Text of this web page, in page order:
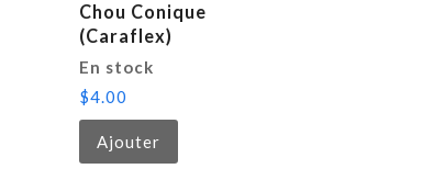
Chou Conique
(Caraflex)
En stock
$4.00
Ajouter